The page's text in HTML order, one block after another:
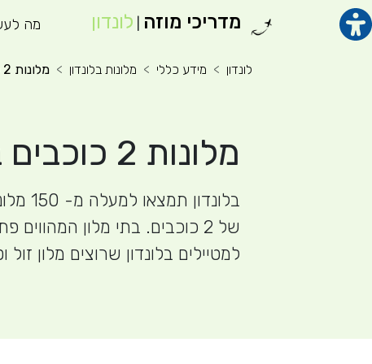
מדריכי מוזה לונדון מה
לונדון מידע כללי מלונות בלונדון מלונות 2 כוכבים בלונדון
מלונות 2 כוכבים בלונדון
של 2 כוכבים. בתי מלון המהווים
למטיילים בלונדון שרוצים מלון זול
תוכן מרכזי